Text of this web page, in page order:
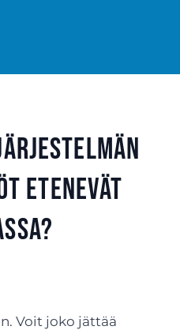
etenevät
Voit joko jättää